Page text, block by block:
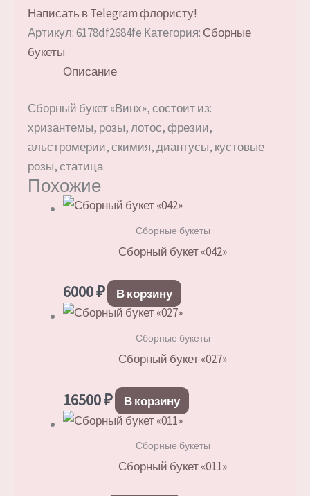
Написать в Telegram флористу!
Артикул:6178df2684fe Категория: Сборные
букеты
Описание
Сборный букет «Винх», состоит из:
хризантемы, розы, лотос, фрезии,
альстромерии, скимия, диантусы, кустовые
розы, статица.
Похожие
Сборные букеты
Сборный букет «042»
6000₽ В корзину
Сборные букеты
Сборный букет «027»
16500₽ В корзину
Сборные букеты
Сборный букет «011»